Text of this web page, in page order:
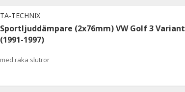
TA-TECHNIX
Sportljuddämpare (2x76mm) VW Golf 3 Variant
(1991-1997)
med raka slutrör